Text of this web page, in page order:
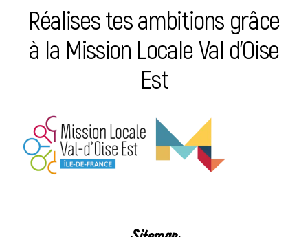
Réalises tes ambitions grâce
à la Mission Locale Val d’Oise
Est